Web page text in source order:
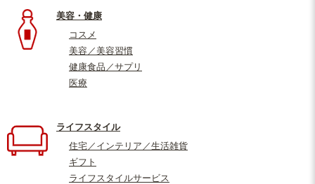
美容・健康
コスメ
美容／美容習慣
健康食品／サプリ
医療
ライフスタイル
住宅／インテリア／生活雑貨
ギフト
ライフスタイルサービス